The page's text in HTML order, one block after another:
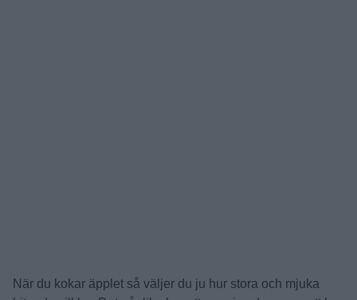
När du kokar äpplet så väljer du ju hur stora och mjuka